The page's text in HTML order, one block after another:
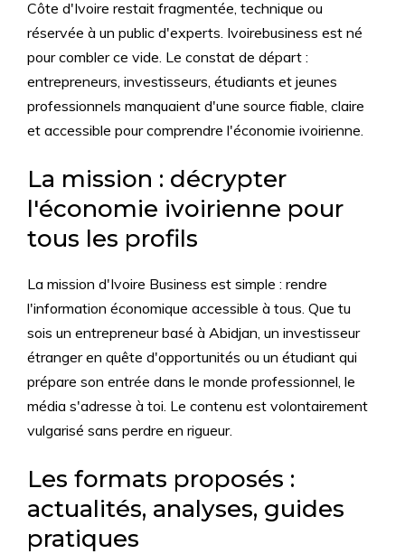
Côte d'Ivoire restait fragmentée, technique ou
réservée à un public d'experts. Ivoirebusiness est né
pour combler ce vide. Le constat de départ :
entrepreneurs, investisseurs, étudiants et jeunes
professionnels manquaient d'une source fiable, claire
et accessible pour comprendre l'économie ivoirienne.
La mission : décrypter
l'économie ivoirienne pour
tous les profils
La mission d'Ivoire Business est simple : rendre
l'information économique accessible à tous. Que tu
sois un entrepreneur basé à Abidjan, un investisseur
étranger en quête d'opportunités ou un étudiant qui
prépare son entrée dans le monde professionnel, le
média s'adresse à toi. Le contenu est volontairement
vulgarisé sans perdre en rigueur.
Les formats proposés :
actualités, analyses, guides
pratiques